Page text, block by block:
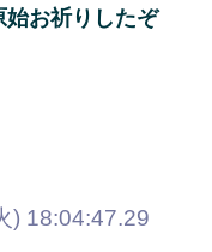
始お祈りしたぞ
) 18:04:47.29